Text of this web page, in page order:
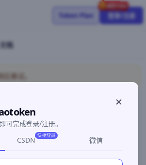
Token Plan 登录/注册
档
后重试。
码科技有限公司粤ICP备2026096960号-3
可完成登录/注册。
CSDN
快捷登录
微信